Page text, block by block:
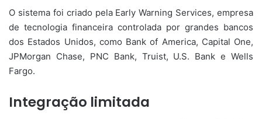
O sistema foi criado pela Early Warning Services, empresa
de tecnologia financeira controlada por grandes bancos
dos Estados Unidos, como Bank of America, Capital One,
JPMorgan Chase, PNC Bank, Truist, U.S. Bank e Wells
Fargo.
Integração limitada